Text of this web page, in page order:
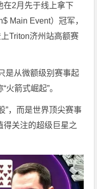
在2月先于线上拿下
Main Event）冠军，
Triton济州站高额赛
是从微额级别赛事起
火箭式崛起”。
”，而是世界顶尖赛事
得关注的超级巨星之